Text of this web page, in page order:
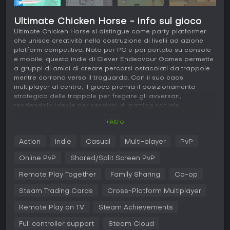
Ultimate Chicken Horse - info sul gioco
Ultimate Chicken Horse si distingue come party platformer
che unisce creatività nella costruzione di livelli ad azione
platform competitiva. Nato per PC e poi portato su console
e mobile, questo indie di Clever Endeavour Games permette
a gruppi di amici di creare percorsi ostacolati da trappole
mentre corrono verso il traguardo. Con il suo caos
multiplayer al centro, il gioco premia il posizionamento
strategico delle trappole per fregare gli avversari,
rendendolo ideale per sessioni di gaming sociale.
costruzione collaborativa ma competitiva dei livelli. I
giocatori si alternano ad aggiungere blocchi e trappole su
lanciapuck - per creare un percorso facile per sé ma
provano a superarlo con salti, scivolate sui muri e schivate.
premiando sabotaggi furbi senza rendere il livello
impossibile.
+Altro
Action Indie Casual Multi-player PvP
Online PvP Shared/Split Screen PvP
Remote Play Together Family Sharing Co-op
Steam Trading Cards Cross-Platform Multiplayer
Remote Play on TV Steam Achievements
Full controller support Steam Cloud